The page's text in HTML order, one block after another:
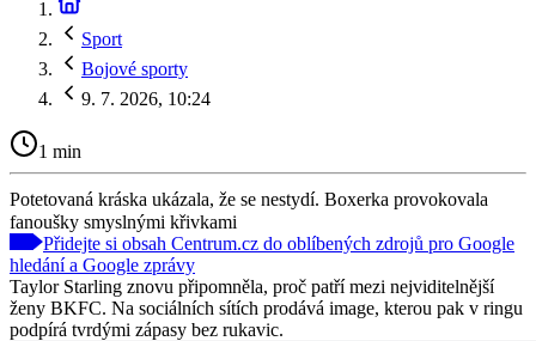
Sport
Bojové sporty
9. 7. 2026, 10:24
1 min
Potetovaná kráska ukázala, že se nestydí. Boxerka provokovala
fanoušky smyslnými křivkami
Přidejte si obsah Centrum.cz do oblíbených zdrojů pro Google
hledání a Google zprávy
Taylor Starling znovu připomněla, proč patří mezi nejviditelnější
ženy BKFC. Na sociálních sítích prodává image, kterou pak v ringu
podpírá tvrdými zápasy bez rukavic.